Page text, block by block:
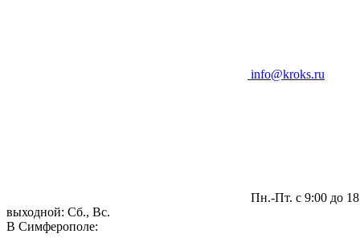
info@kroks.ru
Пн.-Пт. с 9:00 до
выходной: Сб., Вс.
В Симферополе: